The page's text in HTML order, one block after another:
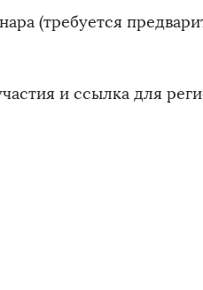
(требуется
и ссылка для